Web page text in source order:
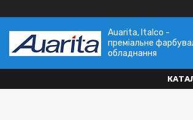
Auarita, Italco -
преміальне
обладнання